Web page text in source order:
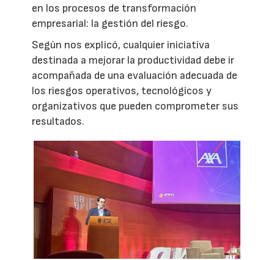
en los procesos de transformación
empresarial: la gestión del riesgo.
Según nos explicó, cualquier iniciativa
destinada a mejorar la productividad debe ir
acompañada de una evaluación adecuada de
los riesgos operativos, tecnológicos y
organizativos que pueden comprometer sus
resultados.